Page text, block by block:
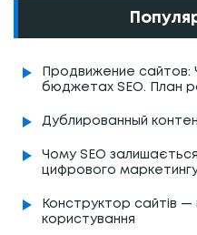
Продвижение сайтов:
бюджетах SEO. План
Дублированный
Чому SEO
цифрового
Конструктор сайтів
користування